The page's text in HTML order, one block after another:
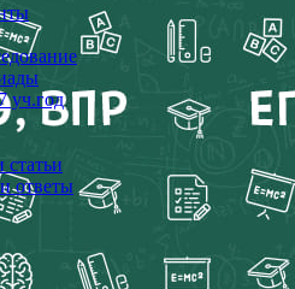
уч.год
ответы